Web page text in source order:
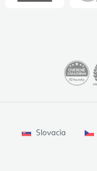
Slovacia